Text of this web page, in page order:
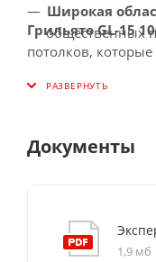
Широкая
общественных
Грильято GL-15
потолков,
Документы
1,9 мб